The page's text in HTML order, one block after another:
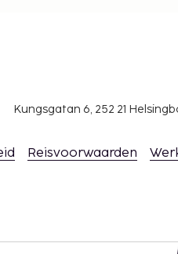
Kungsgatan 6, 252 21
Reisvoorwaarden